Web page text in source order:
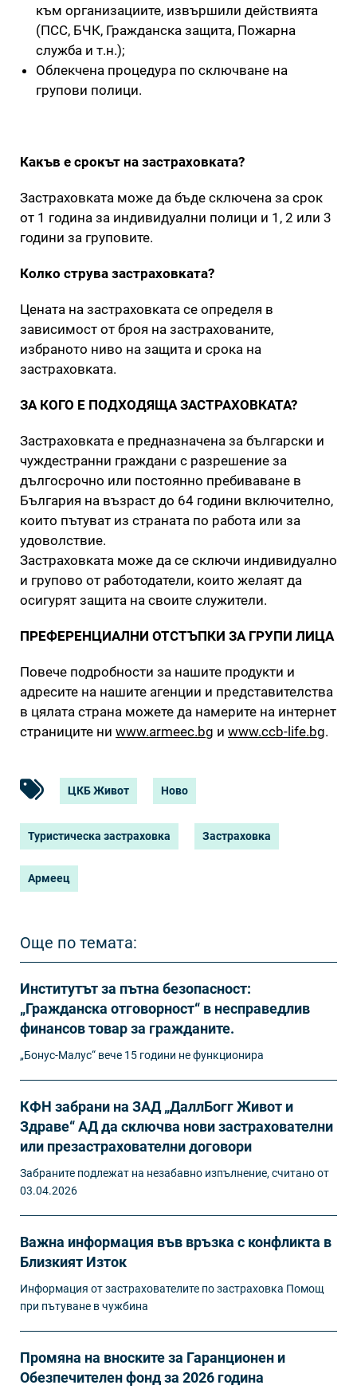
към организациите, извършили действията
(ПСС, БЧК, Гражданска защита, Пожарна
служба и т.н.);
Облекчена процедура по сключване на
групови полици.
Какъв е срокът на застраховката?
Застраховката може да бъде сключена за срок
от 1 година за индивидуални полици и 1, 2 или 3
години за груповите.
Колко струва застраховката?
Цената на застраховката се определя в
зависимост от броя на застрахованите,
избраното ниво на защита и срока на
застраховката.
ЗА КОГО Е ПОДХОДЯЩА ЗАСТРАХОВКАТА?
Застраховката е предназначена за български и
чуждестранни граждани с разрешение за
дългосрочно или постоянно пребиваване в
България на възраст до 64 години включително,
които пътуват из страната по работа или за
удоволствие.
Застраховката може да се сключи индивидуално
и групово от работодатели, които желаят да
осигурят защита на своите служители.
ПРЕФЕРЕНЦИАЛНИ ОТСТЪПКИ ЗА ГРУПИ ЛИЦА
Повече подробности за нашите продукти и
адресите на нашите агенции и представителства
в цялата страна можете да намерите на интернет
страниците ни www.armeec.bg и www.ccb-life.bg.
ЦКБ Живот Ново
Туристическа застраховка Застраховка
Армеец
Още по темата:
Институтът за пътна безопасност:
„Гражданска отговорност“ в несправедлив
финансов товар за гражданите.
„Бонус-Малус“ вече 15 години не функционира
КФН забрани на ЗАД „ДаллБогг Живот и
Здраве“ АД да сключва нови застрахователни
или презастрахователни договори
Забраните подлежат на незабавно изпълнение, считано от
03.04.2026
Важна информация във връзка с конфликта в
Близкият Изток
Информация от застрахователите по застраховка Помощ
при пътуване в чужбина
Промяна на вноските за Гаранционен и
Обезпечителен фонд за 2026 година